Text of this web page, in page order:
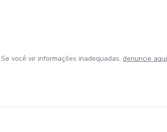
você vir informações inadequadas, denuncie aqui